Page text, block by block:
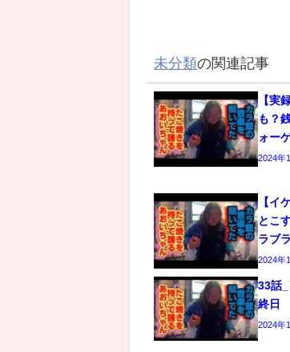
未分類の関連記事
【実
も？
ォー
2024年
【イ
とこ
ラブ
2024年
33話
終日
2024年